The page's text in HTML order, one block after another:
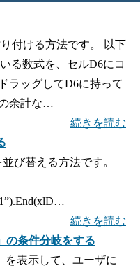
付ける方法です。 以下
る数式を、セルD6にコ
ラッグしてD6に持って
余計な…
続きを読む
び替える方法です。
続きを読む
の条件分岐をする
を表示して、ユーザに